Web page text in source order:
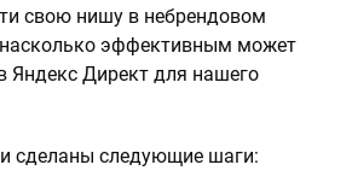
свою нишу в небрендовом
эффективным может
Яндекс Директ для нашего
сделаны следующие шаги: